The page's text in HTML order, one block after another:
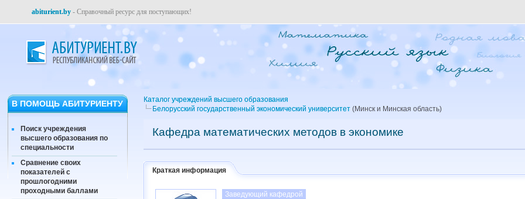
abiturient.by - Справочный ресурс для поступающих!
В ПОМОЩЬ АБИТУРИЕНТУ
Поиск учреждения
высшего образования по
специальности
Сравнение своих
показателей с
прошлогодними
проходными баллами
Каталог учреждений высшего образования
Белорусский государственный экономический университет (Минск и Минская область)
Кафедра математических методов в экономике
Краткая информация
Заведующий кафедрой